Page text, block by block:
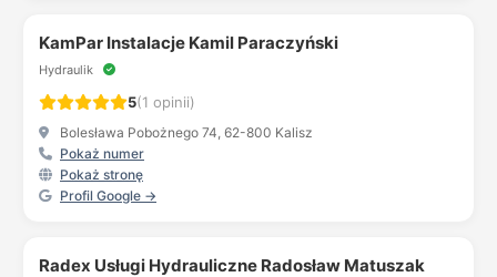
KamPar Instalacje Kamil Paraczyński
Hydraulik
5(1 opinii)
Bolesława Pobożnego 74, 62-800 Kalisz
Pokaż numer
Pokaż stronę
Profil Google →
Radex Usługi Hydrauliczne Radosław Matuszak